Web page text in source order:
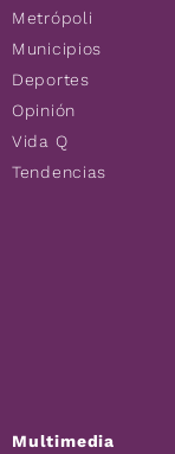
Metrópoli
Municipios
Deportes
Opinión
Vida Q
Tendencias
Multimedia